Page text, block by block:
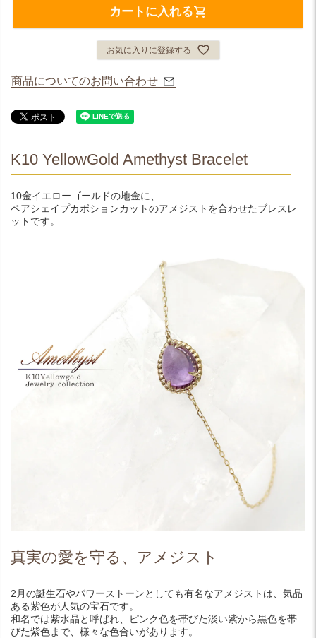
カートに入れる
お気に入りに登録する
商品についてのお問い合わせ
K10 YellowGold Amethyst Bracelet
10金イエローゴールドの地金に、
ペアシェイプカボションカットのアメジストを合わせたブレスレ
ットです。
真実の愛を守る、アメジスト
2月の誕生石やパワーストーンとしても有名なアメジストは、気品
ある紫色が人気の宝石です。
和名では紫水晶と呼ばれ、ピンク色を帯びた淡い紫から黒色を帯
びた紫色まで、様々な色合いがあります。